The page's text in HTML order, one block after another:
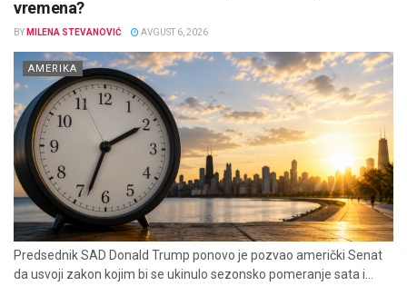
vremena?
BY MILENA STEVANOVIĆ AVGUST 6, 2026
AMERIKA
Predsednik SAD Donald Trump ponovo je pozvao američki Senat
da usvoji zakon kojim bi se ukinulo sezonsko pomeranje sata i...